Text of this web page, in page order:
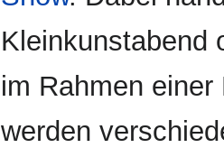
Kleinkunstabend
im Rahmen
werden